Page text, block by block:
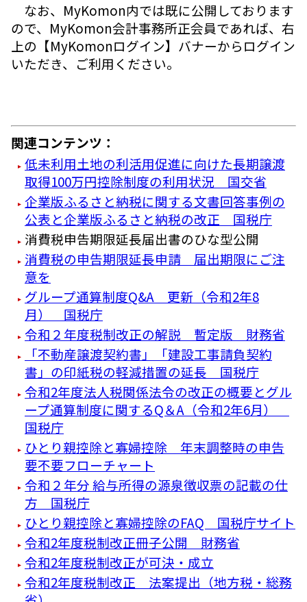
なお、MyKomon内では既に公開しております
ので、MyKomon会計事務所正会員であれば、右
上の【MyKomonログイン】バナーからログイン
いただき、ご利用ください。
関連コンテンツ：
低未利用土地の利活用促進に向けた長期譲渡
取得100万円控除制度の利用状況 国交省
企業版ふるさと納税に関する文書回答事例の
公表と企業版ふるさと納税の改正 国税庁
消費税申告期限延長届出書のひな型公開
消費税の申告期限延長申請 届出期限にご注
意を
グループ通算制度Q&A 更新（令和2年8
月） 国税庁
令和２年度税制改正の解説 暫定版 財務省
「不動産譲渡契約書」「建設工事請負契約
書」の印紙税の軽減措置の延長 国税庁
令和2年度法人税関係法令の改正の概要とグル
ープ通算制度に関するQ＆A（令和2年6月）
国税庁
ひとり親控除と寡婦控除 年末調整時の申告
要不要フローチャート
令和２年分 給与所得の源泉徴収票の記載の仕
方 国税庁
ひとり親控除と寡婦控除のFAQ 国税庁サイト
令和2年度税制改正冊子公開 財務省
令和2年度税制改正が可決・成立
令和2年度税制改正 法案提出（地方税・総務